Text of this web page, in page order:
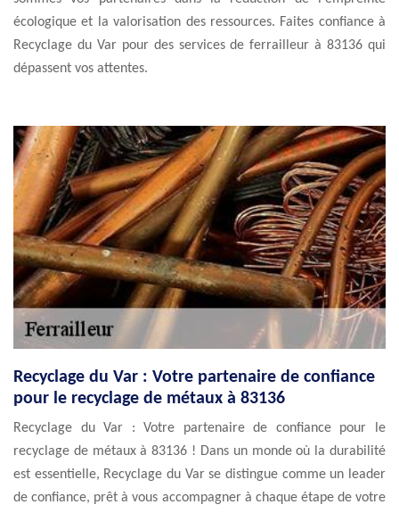
écologique et la valorisation des ressources. Faites confiance à
Recyclage du Var pour des services de ferrailleur à 83136 qui
dépassent vos attentes.
Recyclage du Var : Votre partenaire de confiance
pour le recyclage de métaux à 83136
Recyclage du Var : Votre partenaire de confiance pour le
recyclage de métaux à 83136 ! Dans un monde où la durabilité
est essentielle, Recyclage du Var se distingue comme un leader
de confiance, prêt à vous accompagner à chaque étape de votre